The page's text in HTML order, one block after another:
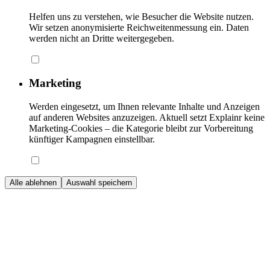
Helfen uns zu verstehen, wie Besucher die Website nutzen.
Wir setzen anonymisierte Reichweitenmessung ein. Daten
werden nicht an Dritte weitergegeben.
Marketing
Werden eingesetzt, um Ihnen relevante Inhalte und Anzeigen
auf anderen Websites anzuzeigen. Aktuell setzt Explainr keine
Marketing-Cookies – die Kategorie bleibt zur Vorbereitung
künftiger Kampagnen einstellbar.
Alle ablehnen Auswahl speichern